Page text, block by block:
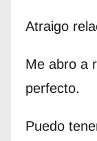
Atraigo
Me abro a
perfecto.
Puedo